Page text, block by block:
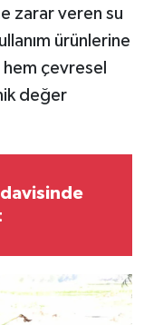
zarar veren su
ürünlerine
çevresel
değer